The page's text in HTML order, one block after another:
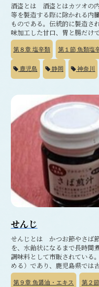
酒盗とは 酒盗とはカツオの
等を製造する際に除かれる内
ものである。伝統的に製造さ
味加工した甘口、胃と腸だけ
第８章 塩辛類 第１節魚類塩
鹿児島 静岡 神奈川
せんじ
せんじとは かつお節やさば
を、水飴状になるまで長時間
調味料として市販されている
める）であり、鹿児島県では
第９章 魚醤油・エキス 第２節